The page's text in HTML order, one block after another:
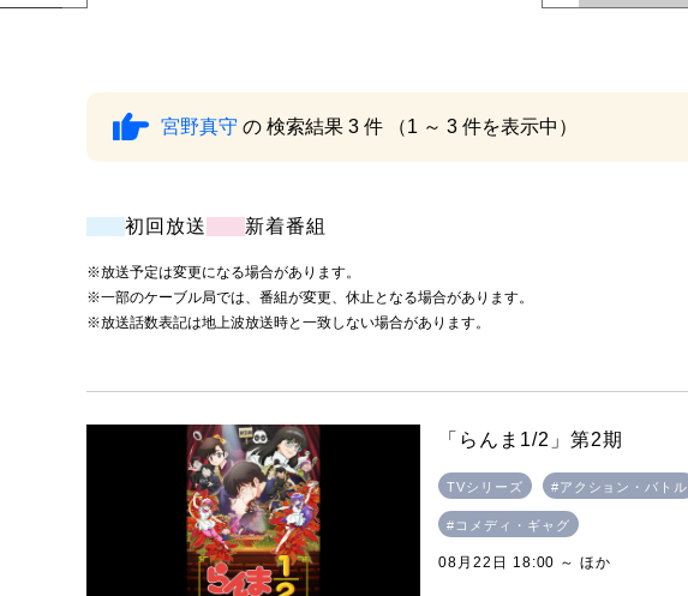
宮野真守 の 検索結果 3 件 （1 ～ 3 件を表示中）
初回放送 新着番組
※放送予定は変更になる場合があります。
※一部のケーブル局では、番組が変更、休止となる場合があります。
※放送話数表記は地上波放送時と一致しない場合があります。
「らんま1/2」第2期
TVシリーズ #アクション・バトル
#コメディ・ギャグ
08月22日 18:00 ～ ほか